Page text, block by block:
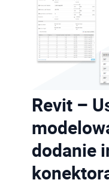
Revit –
dodanie